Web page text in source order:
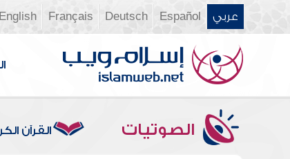
عربي Español
Deutsch
Français
English
الصوتيات القرآن